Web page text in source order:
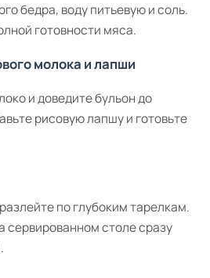
бедра, воду питьевую и соль.
готовности мяса.
молока и лапши
и доведите бульон до
рисовую лапшу и готовьте
по глубоким тарелкам.
сервированном столе сразу